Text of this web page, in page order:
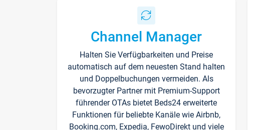
Channel Manager
Halten Sie Verfügbarkeiten und Preise
automatisch auf dem neuesten Stand halten
und Doppelbuchungen vermeiden. Als
bevorzugter Partner mit Premium-Support
führender OTAs bietet Beds24 erweiterte
Funktionen für beliebte Kanäle wie Airbnb,
Booking.com, Expedia, FewoDirekt und viele